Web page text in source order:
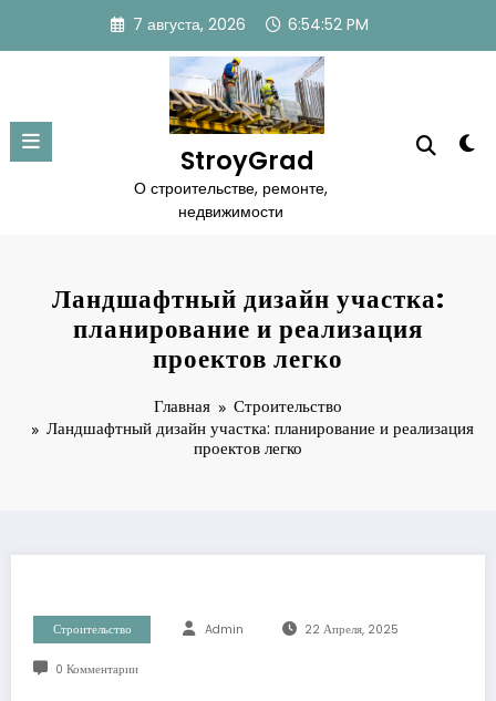
содержимому
7 августа, 2026 6:54:53 PM
StroyGrad
О строительстве, ремонте,
недвижимости
Ландшафтный дизайн участка:
планирование и реализация
проектов легко
Главная
Строительство
Ландшафтный дизайн участка: планирование и реализация
проектов легко
Строительство Admin 22 Апреля, 2025
0 Комментарии